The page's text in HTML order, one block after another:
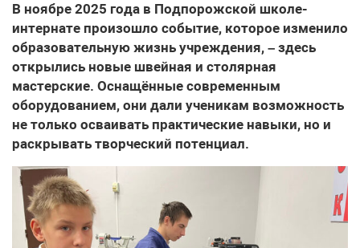
В ноябре 2025 года в Подпорожской школе-
интернате произошло событие, которое изменило
образовательную жизнь учреждения, – здесь
открылись новые швейная и столярная
мастерские. Оснащённые современным
оборудованием, они дали ученикам возможность
не только осваивать практические навыки, но и
раскрывать творческий потенциал.